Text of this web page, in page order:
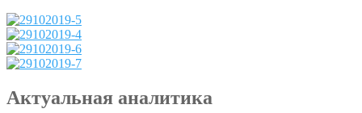
Актуальная аналитика